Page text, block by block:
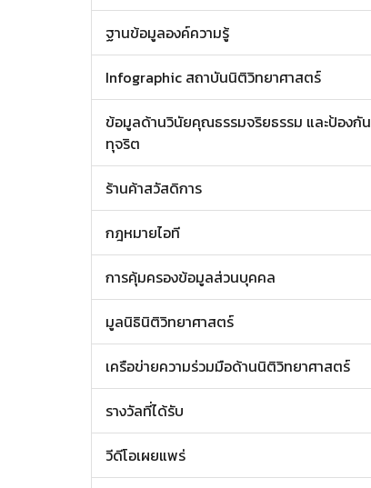
ฐานข้อมูลองค์ความรู้
Infographic สถาบันนิติวิทยาศาสตร์
ข้อมูลด้านวินัยคุณธรรมจริยธรรม และป้องกัน
ทุจริต
ร้านค้าสวัสดิการ
กฎหมายไอที
การคุ้มครองข้อมูลส่วนบุคคล
มูลนิธินิติวิทยาศาสตร์
เครือข่ายความร่วมมือด้านนิติวิทยาศาสตร์
รางวัลที่ได้รับ
วีดีโอเผยแพร่